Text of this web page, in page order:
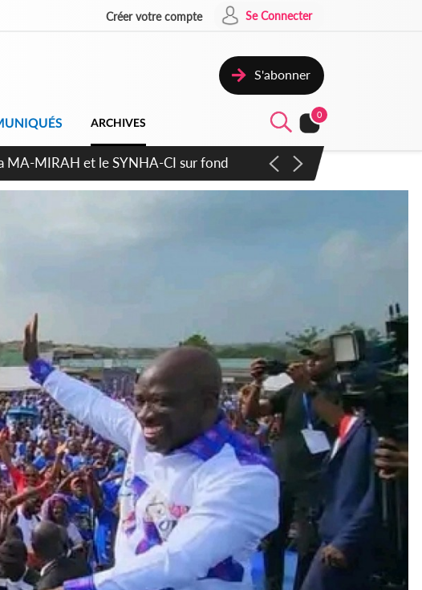
Créer votre compte Se Connecter
S'abonner
ARCHIVES
0
démocratique plus apaisé